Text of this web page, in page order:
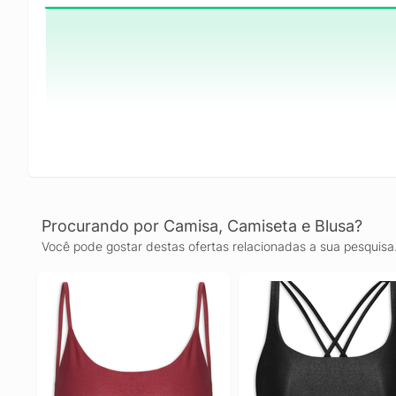
Procurando por Camisa, Camiseta e Blusa?
Você pode gostar destas ofertas relacionadas a sua